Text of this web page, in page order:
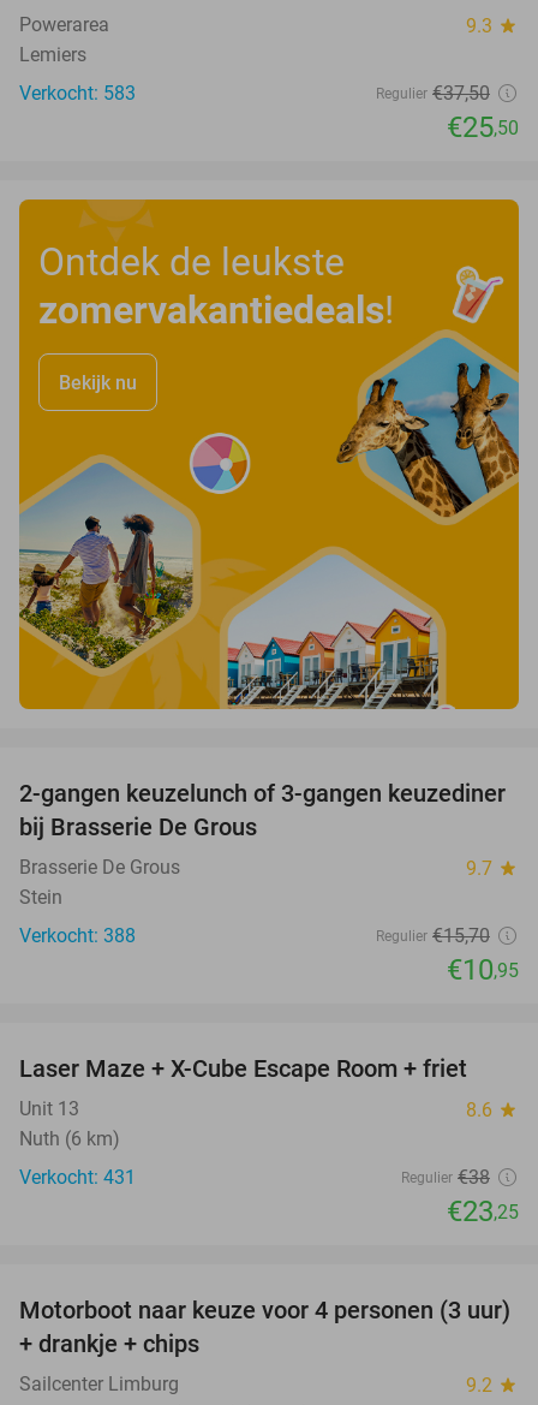
Powerarea 9.3 star
Lemiers
Verkocht: 583
Regulier €37,50
€25,50
Ontdek de leukste
zomervakantiedeals!
Bekijk nu
30%
2-gangen keuzelunch of 3-gangen keuzediner
bij Brasserie De Grous
Brasserie De Grous 9.7 star
Stein
Verkocht: 388
Regulier €15,70
€10,95
39%
Laser Maze + X-Cube Escape Room + friet
Unit 13 8.6 star
Nuth (6 km)
Verkocht: 431
Regulier €38
€23,25
31%
Motorboot naar keuze voor 4 personen (3 uur)
+ drankje + chips
Sailcenter Limburg 9.2 star